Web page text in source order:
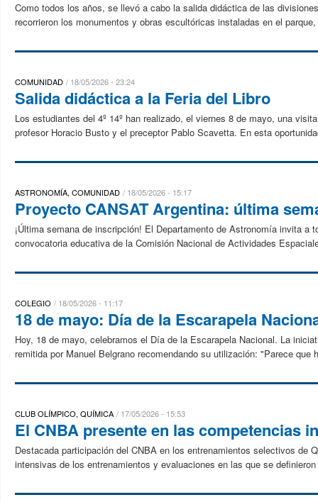
Como todos los años, se llevó a cabo la salida didáctica de las
recorrieron los monumentos y obras escultóricas instaladas en el
COMUNIDAD 18/05/2026 - 23:24
Salida didáctica a la Feria del Libro
Los estudiantes del 4º 14º han realizado, el viernes 8 de mayo, una
profesor Horacio Busto y el preceptor Pablo Scavetta. En esta
ASTRONOMÍA, COMUNIDAD 18/05/2026 - 15:17
Proyecto CANSAT Argentina: última
¡Última semana de inscripción! El Departamento de Astronomía invita
convocatoria educativa de la Comisión Nacional de Actividades
COLEGIO 18/05/2026 - 11:17
18 de mayo: Día de la Escarapela
Hoy, 18 de mayo, celebramos el Día de la Escarapela Nacional. La
remitida por Manuel Belgrano recomendando su utilización: "Parece que
CLUB OLÍMPICO, QUÍMICA 17/05/2026 - 15:53
El CNBA presente en las competencias
Destacada participación del CNBA en los entrenamientos selectivos de
intensivas de los entrenamientos y evaluaciones en las que se